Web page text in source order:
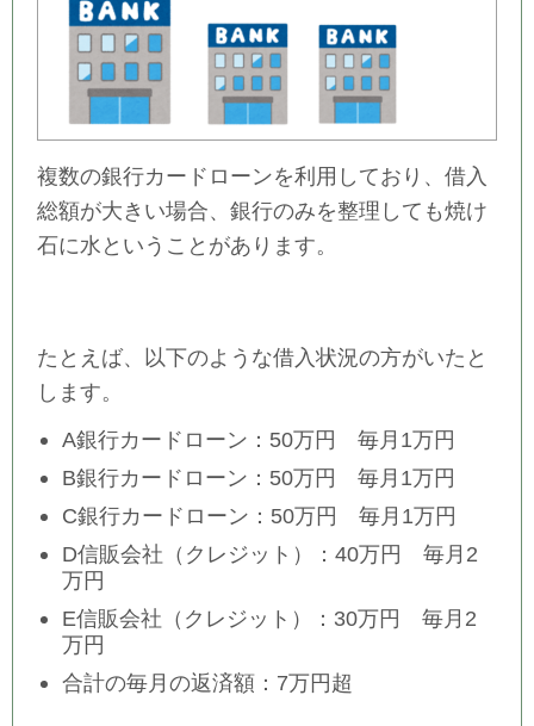
複数の銀行カードローンを利用しており、借入
総額が大きい場合、銀行のみを整理しても焼け
石に水ということがあります。
たとえば、以下のような借入状況の方がいたと
します。
A銀行カードローン：50万円 毎月1万円
B銀行カードローン：50万円 毎月1万円
C銀行カードローン：50万円 毎月1万円
D信販会社（クレジット）：40万円 毎月2
万円
E信販会社（クレジット）：30万円 毎月2
万円
合計の毎月の返済額：7万円超